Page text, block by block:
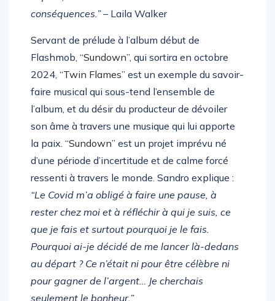
exprès, sans se soucier momentanément des
Servant de prélude à l’album début de
Flashmob,“Sundown”, qui sortira en octobre
2024,“Twin Flames” est un exemple du savoir-
faire musical qui sous-tend l’ensemble de
l’album, et du désir du producteur de dévoiler
son âme à travers une musique qui lui apporte
la paix.“Sundown”est un projet imprévu né
d’une période d’incertitude et de calme forcé
ressenti à travers le monde. Sandro explique :
“Le Covid m’a obligé à faire une pause, à
rester chez moi et à réfléchir à qui je suis, ce
que je fais et surtout pourquoi je le fais.
Pourquoi ai-je décidé de me lancer là-dedans
au départ ? Ce n’était ni pour être célèbre ni
pour gagner de l’argent… Je cherchais